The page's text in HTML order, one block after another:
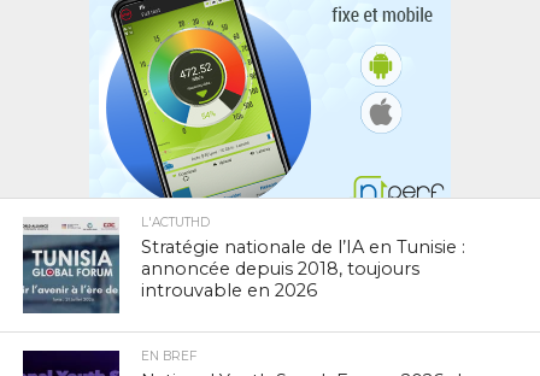
L'ACTUTHD
Stratégie nationale de l’IA en Tunisie :
annoncée depuis 2018, toujours
introuvable en 2026
EN BREF